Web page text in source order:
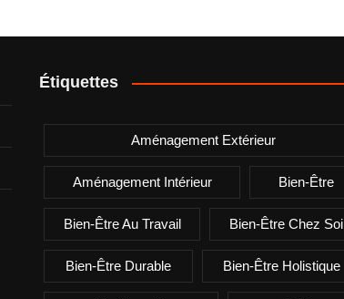
Étiquettes
Aménagement Extérieur
Aménagement Intérieur Bien-Être
Bien-Être Au Travail Bien-Être Chez Soi
Bien-Être Durable Bien-Être Holistique